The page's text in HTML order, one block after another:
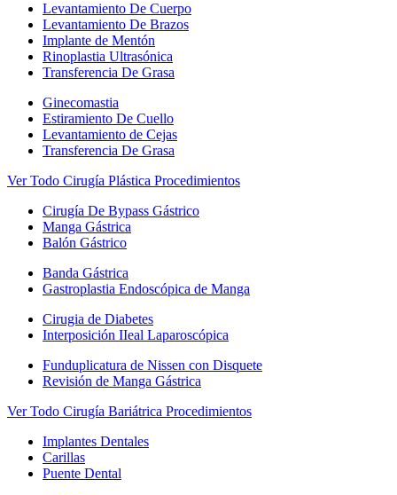
Levantamiento De Cuerpo
Levantamiento De Brazos
Implante de Mentón
Rinoplastia Ultrasónica
Transferencia De Grasa
Ginecomastia
Estiramiento De Cuello
Levantamiento de Cejas
Transferencia De Grasa
Ver Todo Cirugía Plástica Procedimientos
Cirugía De Bypass Gástrico
Manga Gástrica
Balón Gástrico
Banda Gástrica
Gastroplastia Endoscópica de Manga
Cirugia de Diabetes
Interposición IIeal Laparoscópica
Funduplicatura de Nissen con Disquete
Revisión de Manga Gástrica
Ver Todo Cirugía Bariátrica Procedimientos
Implantes Dentales
Carillas
Puente Dental